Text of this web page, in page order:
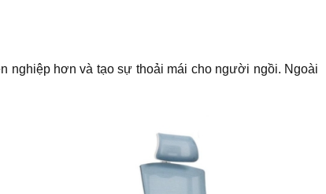
nghiệp hơn và tạo sự thoải mái cho người ngồi. Ngoài